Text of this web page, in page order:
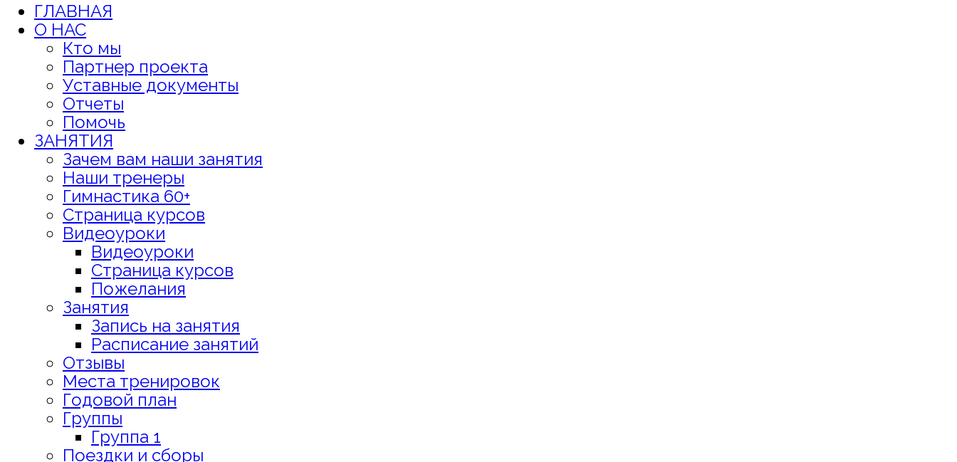
ГЛАВНАЯ
О НАС
Кто мы
Партнер проекта
Уставные документы
Отчеты
Помочь
ЗАНЯТИЯ
Зачем вам наши занятия
Наши тренеры
Гимнастика 60+
Страница курсов
Видеоуроки
Видеоуроки
Страница курсов
Пожелания
Занятия
Запись на занятия
Расписание занятий
Отзывы
Места тренировок
Годовой план
Группы
Группа 1
Поездки и сборы